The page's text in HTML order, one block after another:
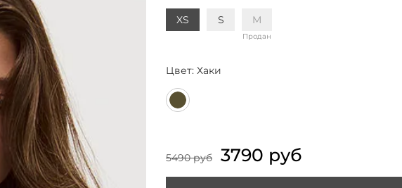
XS S M
Продан
Цвет: Хаки
5490 руб 3790 руб